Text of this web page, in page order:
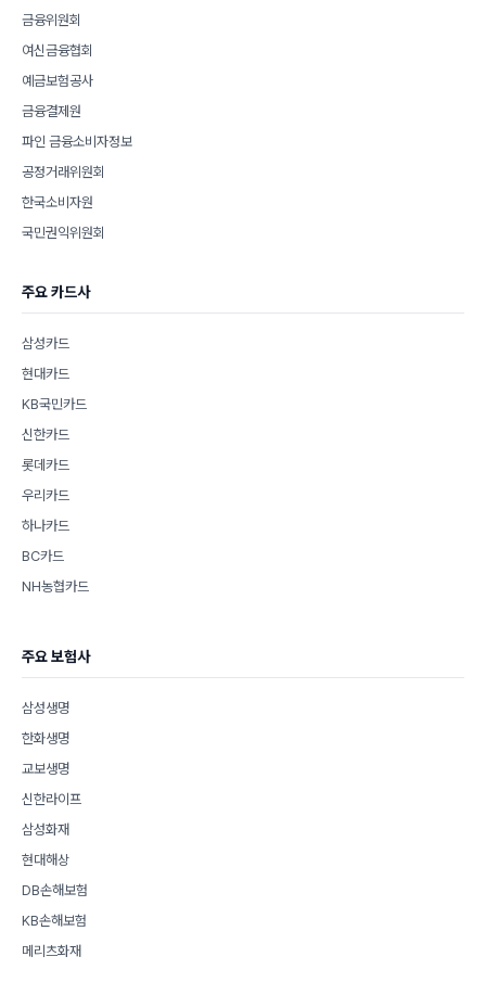
금융위원회
여신금융협회
예금보험공사
금융결제원
파인 금융소비자정보
공정거래위원회
한국소비자원
국민권익위원회
주요 카드사
삼성카드
현대카드
KB국민카드
신한카드
롯데카드
우리카드
하나카드
BC카드
NH농협카드
주요 보험사
삼성생명
한화생명
교보생명
신한라이프
삼성화재
현대해상
DB손해보험
KB손해보험
메리츠화재